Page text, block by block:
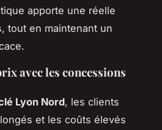
apporte une réelle
tout en maintenant un
avec les concessions
Lyon Nord, les clients
et les coûts élevés